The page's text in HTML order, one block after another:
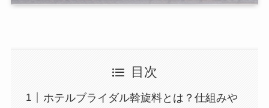
目次
ホテルブライダル斡旋料とは？仕組みや